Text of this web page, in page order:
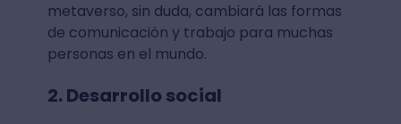
metaverso, sin duda, cambiará las formas
de comunicación y trabajo para muchas
personas en el mundo.
2. Desarrollo social